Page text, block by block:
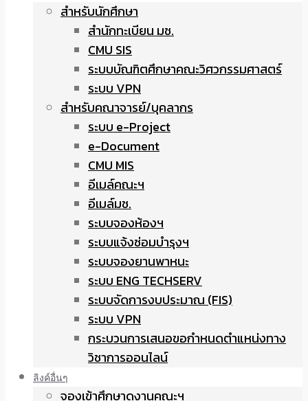
สำหรับนักศึกษา
สำนักทะเบียน มช.
CMU SIS
ระบบบัณฑิตศึกษาคณะวิศวกรรมศาสตร์
ระบบ VPN
สำหรับคณาจารย์/บุคลากร
ระบบ e-Project
e-Document
CMU MIS
อีเมล์คณะฯ
อีเมล์มช.
ระบบจองห้องฯ
ระบบแจ้งซ่อมบำรุงฯ
ระบบจองยานพาหนะ
ระบบ ENG TECHSERV
ระบบจัดการงบประมาณ (FIS)
ระบบ VPN
กระบวนการเสนอขอกำหนดตำแหน่งทาง
วิชาการออนไลน์
ลิงค์อื่นๆ
จองเข้าศึกษาดูงานคณะฯ